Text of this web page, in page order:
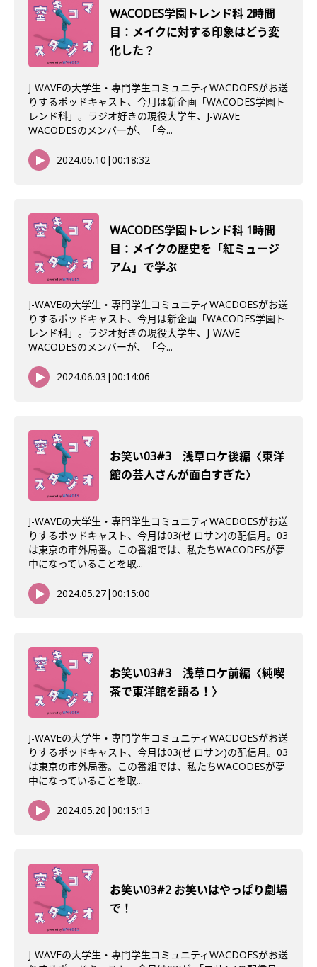
WACODES学園トレンド科 2時間
目：メイクに対する印象はどう変
化した？
J-WAVEの大学生・専門学生コミュニティWACDOESがお送
りするポッドキャスト、今月は新企画「WACODES学園ト
レンド科」。ラジオ好きの現役大学生、J-WAVE
WACODESのメンバーが、「今...
2024.06.10 |00:18:32
WACODES学園トレンド科 1時間
目：メイクの歴史を「紅ミュージ
アム」で学ぶ
J-WAVEの大学生・専門学生コミュニティWACDOESがお送
りするポッドキャスト、今月は新企画「WACODES学園ト
レンド科」。ラジオ好きの現役大学生、J-WAVE
WACODESのメンバーが、「今...
2024.06.03 |00:14:06
お笑い03#3 浅草ロケ後編〈東洋
館の芸人さんが面白すぎた〉
J-WAVEの大学生・専門学生コミュニティWACDOESがお送
りするポッドキャスト、今月は03(ゼ ロサン)の配信月。03
は東京の市外局番。この番組では、私たちWACODESが夢
中になっていることを取...
2024.05.27|00:15:00
お笑い03#3 浅草ロケ前編〈純喫
茶で東洋館を語る！〉
J-WAVEの大学生・専門学生コミュニティWACDOESがお送
りするポッドキャスト、今月は03(ゼ ロサン)の配信月。03
は東京の市外局番。この番組では、私たちWACODESが夢
中になっていることを取...
2024.05.20 |00:15:13
お笑い03#2 お笑いはやっぱり劇場
で！
J-WAVEの大学生・専門学生コミュニティWACDOESがお送